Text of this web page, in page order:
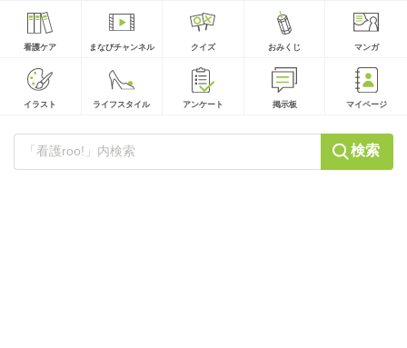
看護ケア まなびチャンネル クイズ おみくじ マンガ
イラスト ライフスタイル アンケート 掲示板 マイページ
検索